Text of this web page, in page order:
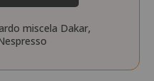
miscela Dakar,